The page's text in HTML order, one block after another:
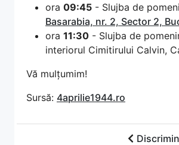
ora 09:45 - Slujba de
Basarabia, nr. 2, Sector 2,
ora 11:30 - Slujba de
interiorul Cimitirului Calvin,
Vă mulțumim!
Sursă: 4aprilie1944.ro